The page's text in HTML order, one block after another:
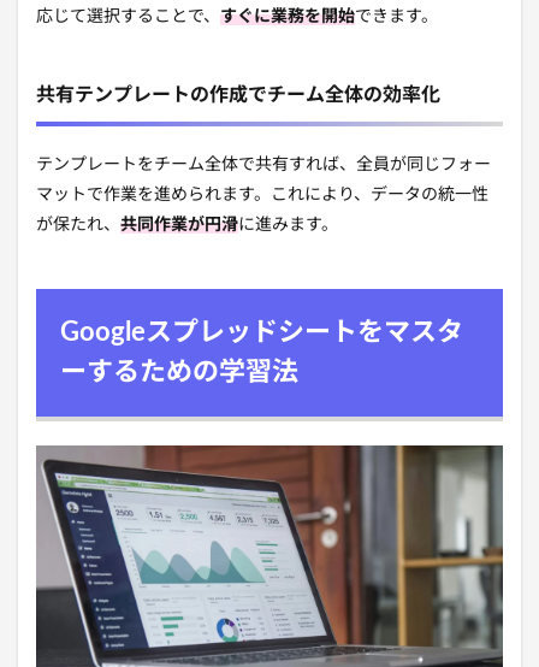
応じて選択することで、 すぐに業務を開始できます。
共有テンプレートの作成でチーム全体の効率化
テンプレートをチーム全体で共有すれば、全員が同じフォー
マットで作業を進められます。これにより、データの統一性
が保たれ、 共同作業が円滑に進みます。
Googleスプレッドシートをマスタ
ーするための学習法